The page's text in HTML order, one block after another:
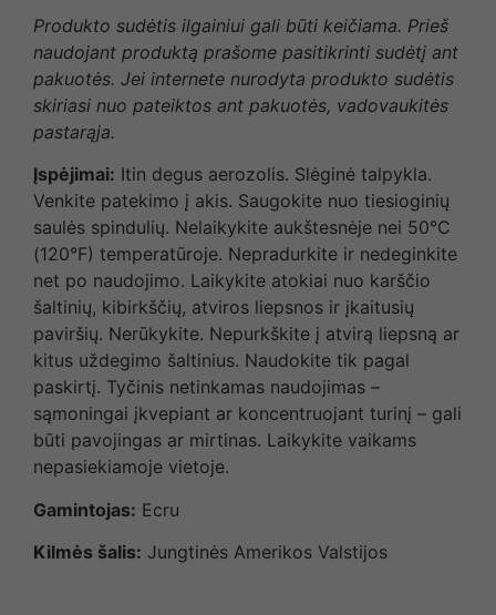
Produkto sudėtis ilgainiui gali būti keičiama. Prieš
naudojant produktą prašome pasitikrinti sudėtį ant
pakuotės. Jei internete nurodyta produkto sudėtis
skiriasi nuo pateiktos ant pakuotės, vadovaukitės
pastarąja.
Įspėjimai: Itin degus aerozolis. Slėginė talpykla.
Venkite patekimo į akis. Saugokite nuo tiesioginių
saulės spindulių. Nelaikykite aukštesnėje nei 50°C
(120°F) temperatūroje. Nepradurkite ir nedeginkite
net po naudojimo. Laikykite atokiai nuo karščio
šaltinių, kibirkščių, atviros liepsnos ir įkaitusių
paviršių. Nerūkykite. Nepurkškite į atvirą liepsną ar
kitus uždegimo šaltinius. Naudokite tik pagal
paskirtį. Tyčinis netinkamas naudojimas –
sąmoningai įkvepiant ar koncentruojant turinį – gali
būti pavojingas ar mirtinas. Laikykite vaikams
nepasiekiamoje vietoje.
Gamintojas: Ecru
Kilmės šalis: Jungtinės Amerikos Valstijos